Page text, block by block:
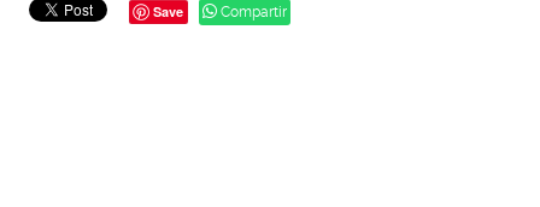
Save Compartir